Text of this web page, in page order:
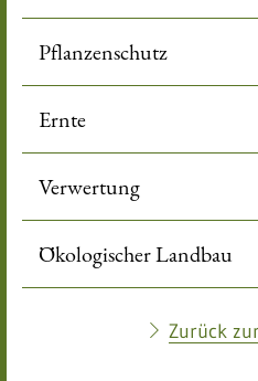
Pflanzenschutz
Ernte
Verwertung
Ökologischer Landbau
Zurück